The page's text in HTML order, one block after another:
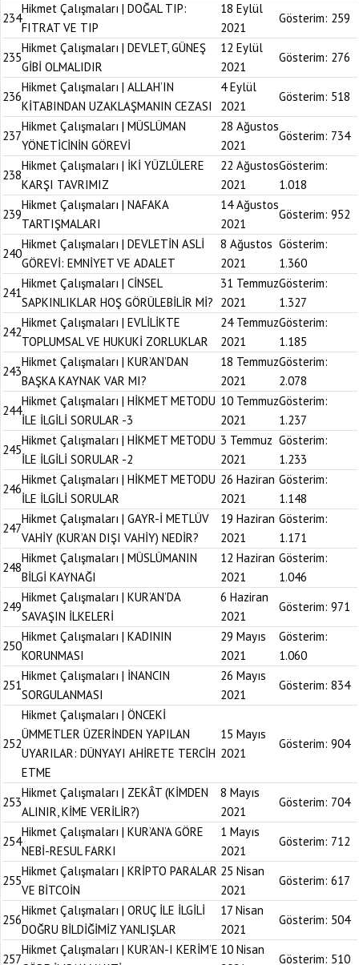
234
Hikmet Çalışmaları | DOĞAL TIP:
FITRAT VE TIP
18 Eylül
2021
Gösterim: 259
235
Hikmet Çalışmaları | DEVLET, GÜNEŞ
GİBİ OLMALIDIR
12 Eylül
2021
Gösterim: 276
236
Hikmet Çalışmaları | ALLAH’IN
KİTABINDAN UZAKLAŞMANIN CEZASI
4 Eylül
2021
Gösterim: 518
237
Hikmet Çalışmaları | MÜSLÜMAN
YÖNETİCİNİN GÖREVİ
28 Ağustos
2021
Gösterim: 734
238
Hikmet Çalışmaları | İKİ YÜZLÜLERE
KARŞI TAVRIMIZ
22 Ağustos
2021
Gösterim:
1.018
239
Hikmet Çalışmaları | NAFAKA
TARTIŞMALARI
14 Ağustos
2021
Gösterim: 952
240
Hikmet Çalışmaları | DEVLETİN ASLİ
GÖREVİ: EMNİYET VE ADALET
8 Ağustos
2021
Gösterim:
1.360
241
Hikmet Çalışmaları | CİNSEL
SAPKINLIKLAR HOŞ GÖRÜLEBİLİR Mİ?
31 Temmuz
2021
Gösterim:
1.327
242
Hikmet Çalışmaları | EVLİLİKTE
TOPLUMSAL VE HUKUKİ ZORLUKLAR
24 Temmuz
2021
Gösterim:
1.185
243
Hikmet Çalışmaları | KUR’AN’DAN
BAŞKA KAYNAK VAR MI?
18 Temmuz
2021
Gösterim:
2.078
244
Hikmet Çalışmaları | HİKMET METODU
İLE İLGİLİ SORULAR -3
10 Temmuz
2021
Gösterim:
1.237
245
Hikmet Çalışmaları | HİKMET METODU
İLE İLGİLİ SORULAR -2
3 Temmuz
2021
Gösterim:
1.233
246
Hikmet Çalışmaları | HİKMET METODU
İLE İLGİLİ SORULAR
26 Haziran
2021
Gösterim:
1.148
247
Hikmet Çalışmaları | GAYR-İ METLÜV
VAHİY (KUR’AN DIŞI VAHİY) NEDİR?
19 Haziran
2021
Gösterim:
1.171
248
Hikmet Çalışmaları | MÜSLÜMANIN
BİLGİ KAYNAĞI
12 Haziran
2021
Gösterim:
1.046
249
Hikmet Çalışmaları | KUR’AN’DA
SAVAŞIN İLKELERİ
6 Haziran
2021
Gösterim: 971
250
Hikmet Çalışmaları | KADININ
KORUNMASI
29 Mayıs
2021
Gösterim:
1.060
251
Hikmet Çalışmaları | İNANCIN
SORGULANMASI
26 Mayıs
2021
Gösterim: 834
252
Hikmet Çalışmaları | ÖNCEKİ
ÜMMETLER ÜZERİNDEN YAPILAN
UYARILAR: DÜNYAYI AHİRETE TERCİH
ETME
15 Mayıs
2021
Gösterim: 904
253
Hikmet Çalışmaları | ZEKÂT (KİMDEN
ALINIR, KİME VERİLİR?)
8 Mayıs
2021
Gösterim: 704
254
Hikmet Çalışmaları | KUR’AN’A GÖRE
NEBİ-RESUL FARKI
1 Mayıs
2021
Gösterim: 712
255
Hikmet Çalışmaları | KRİPTO PARALAR
VE BİTCOİN
25 Nisan
2021
Gösterim: 617
256
Hikmet Çalışmaları | ORUÇ İLE İLGİLİ
DOĞRU BİLDİĞİMİZ YANLIŞLAR
17 Nisan
2021
Gösterim: 504
257
Hikmet Çalışmaları | KUR’AN-I KERİM’E 10 Nisan
Gösterim: 510